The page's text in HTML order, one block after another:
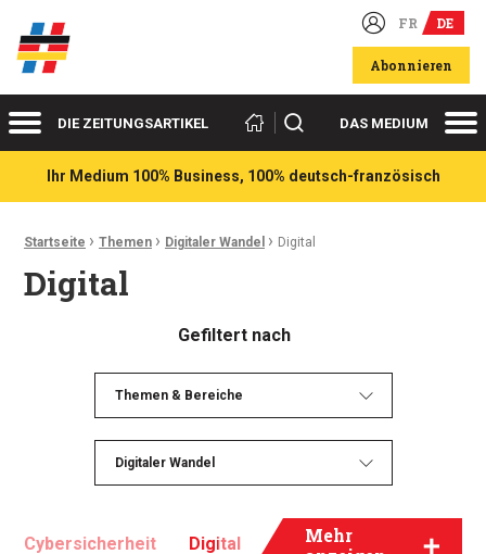
Deutsch-französische Wirtschaftsakteure FR DE
Abonnieren
MenüDIE ZEITUNGSARTIKEL Suchen DAS MEDIUM
Ihr Medium 100% Business, 100% deutsch-französisch
Ariadnefaden:
Startseite › Themen › Digitaler Wandel › Digital
Digital
Gefiltert nach
Themen & Bereiche
Digitaler Wandel
Mehr
Cybersicherheit Digital Innovation